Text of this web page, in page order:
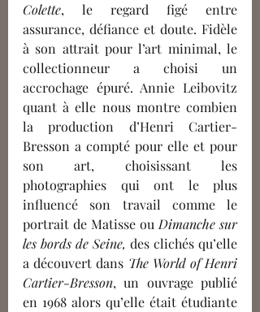
Colette, le regard figé entre
assurance, défiance et doute. Fidèle
à son attrait pour l’art minimal, le
collectionneur a choisi un
accrochage épuré. Annie Leibovitz
quant à elle nous montre combien
la production d’Henri Cartier-
Bresson a compté pour elle et pour
son art, choisissant les
photographies qui ont le plus
influencé son travail comme le
portrait de Matisse ou Dimanche sur
les bords de Seine, des clichés qu’elle
a découvert dans The World of Henri
Cartier-Bresson, un ouvrage publié
en 1968 alors qu’elle était étudiante